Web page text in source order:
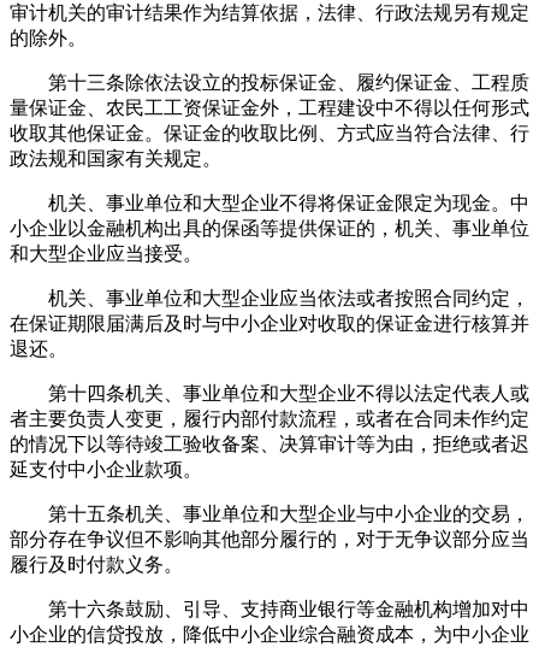
审计机关的审计结果作为结算依据，法律、行政法规另有规定
的除外。
第十三条除依法设立的投标保证金、履约保证金、工程质
量保证金、农民工工资保证金外，工程建设中不得以任何形式
收取其他保证金。保证金的收取比例、方式应当符合法律、行
政法规和国家有关规定。
机关、事业单位和大型企业不得将保证金限定为现金。中
小企业以金融机构出具的保函等提供保证的，机关、事业单位
和大型企业应当接受。
机关、事业单位和大型企业应当依法或者按照合同约定，
在保证期限届满后及时与中小企业对收取的保证金进行核算并
退还。
第十四条机关、事业单位和大型企业不得以法定代表人或
者主要负责人变更，履行内部付款流程，或者在合同未作约定
的情况下以等待竣工验收备案、决算审计等为由，拒绝或者迟
延支付中小企业款项。
第十五条机关、事业单位和大型企业与中小企业的交易，
部分存在争议但不影响其他部分履行的，对于无争议部分应当
履行及时付款义务。
第十六条鼓励、引导、支持商业银行等金融机构增加对中
小企业的信贷投放，降低中小企业综合融资成本，为中小企业